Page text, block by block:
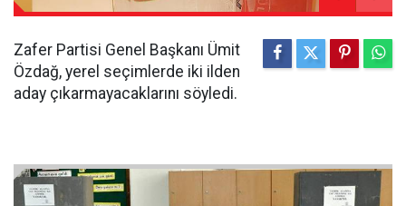
Zafer Partisi Genel Başkanı Ümit
Özdağ, yerel seçimlerde iki ilden
aday çıkarmayacaklarını söyledi.